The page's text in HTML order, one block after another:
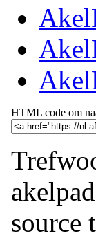
HTML code om
akelpad
source